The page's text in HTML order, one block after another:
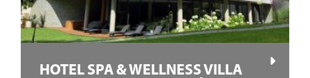
HOTEL SPA & WELLNESS VILLA